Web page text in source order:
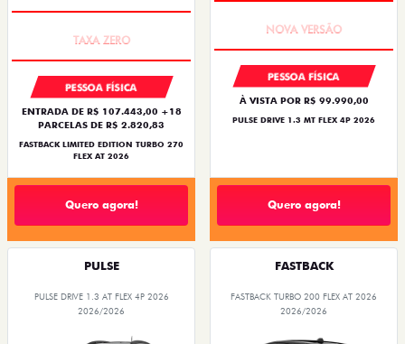
PESSOA FÍSICA
ENTRADA DE R$ 107.443,00 +18
PARCELAS DE R$ 2.820,83
FASTBACK LIMITED EDITION TURBO 270
FLEX AT 2026
Quero agora!
PESSOA FÍSICA
À VISTA POR R$ 99.990,00
PULSE DRIVE 1.3 MT FLEX 4P 2026
Quero agora!
PULSE
PULSE DRIVE 1.3 AT FLEX 4P 2026
2026/2026
FASTBACK
FASTBACK TURBO 200 FLEX AT 2026
2026/2026